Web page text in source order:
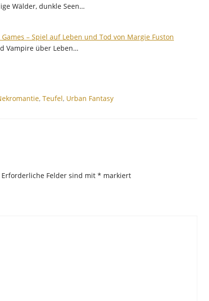
Wälder, dunkle Seen…
Games – Spiel auf Leben und Tod von Margie Fuston
Vampire über Leben…
, Teufel, Urban Fantasy
Erforderliche Felder sind mit * markiert